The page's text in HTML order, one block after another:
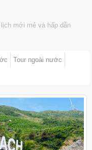
mới mẻ và hấp dẫn
Tour ngoài nước